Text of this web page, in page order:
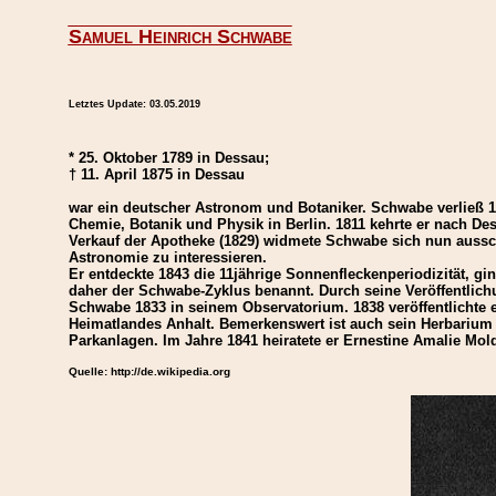
Samuel Heinrich Schwabe
Letztes Update: 03.05.2019
* 25. Oktober 1789 in Dessau;
† 11. April 1875 in Dessau
war ein deutscher Astronom und Botaniker. Schwabe verließ
Chemie, Botanik und Physik in Berlin. 1811 kehrte er nach
Verkauf der Apotheke (1829) widmete Schwabe sich nun
Astronomie zu interessieren.
Er entdeckte 1843 die 11jährige Sonnenfleckenperiodizität,
daher der Schwabe-Zyklus benannt. Durch seine
Schwabe 1833 in seinem Observatorium. 1838
Heimatlandes Anhalt. Bemerkenswert ist auch sein
Parkanlagen. Im Jahre 1841 heiratete er Ernestine Amalie
Quelle: http://de.wikipedia.org